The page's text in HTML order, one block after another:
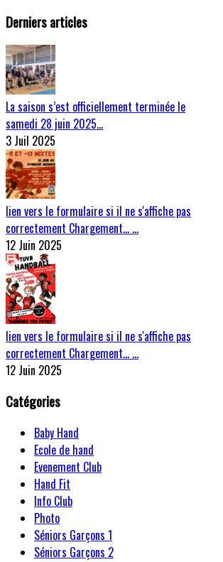
Derniers articles
La saison s’est officiellement terminée le
samedi 28 juin 2025…
3 Juil 2025
lien vers le formulaire si il ne s'affiche pas
correctement Chargement… …
12 Juin 2025
lien vers le formulaire si il ne s'affiche pas
correctement Chargement… …
12 Juin 2025
Catégories
Baby Hand
Ecole de hand
Evenement Club
Hand Fit
Info Club
Photo
Séniors Garçons 1
Séniors Garçons 2